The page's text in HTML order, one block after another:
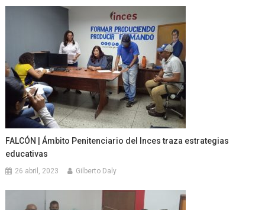
FALCÓN | Ámbito Penitenciario del Inces traza estrategias
educativas
26 abril, 2023 Gilberto Daly